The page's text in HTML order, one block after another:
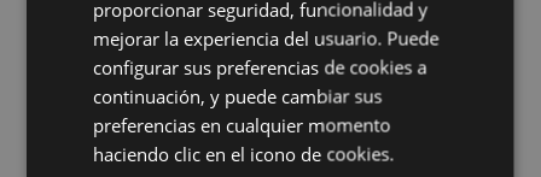
Material:Tela y Arena
Producto CE:Sí
No Apto de:0 - 3 Años
Contiene arena: Sí, este producto contiene arena
limpia y de grano fino. La arena utilizada en este
producto ha sido sometida a pruebas y no contiene
proporcionar seguridad, funcionalidad y
mejorar la experiencia del usuario. Puede
configurar sus preferencias de cookies a
continuación, y puede cambiar sus
preferencias en cualquier momento
haciendo clic en el icono de cookies.